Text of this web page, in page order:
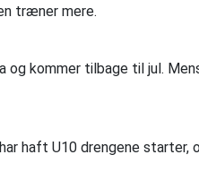
træner mere.
kommer tilbage til jul.
haft U10 drengene